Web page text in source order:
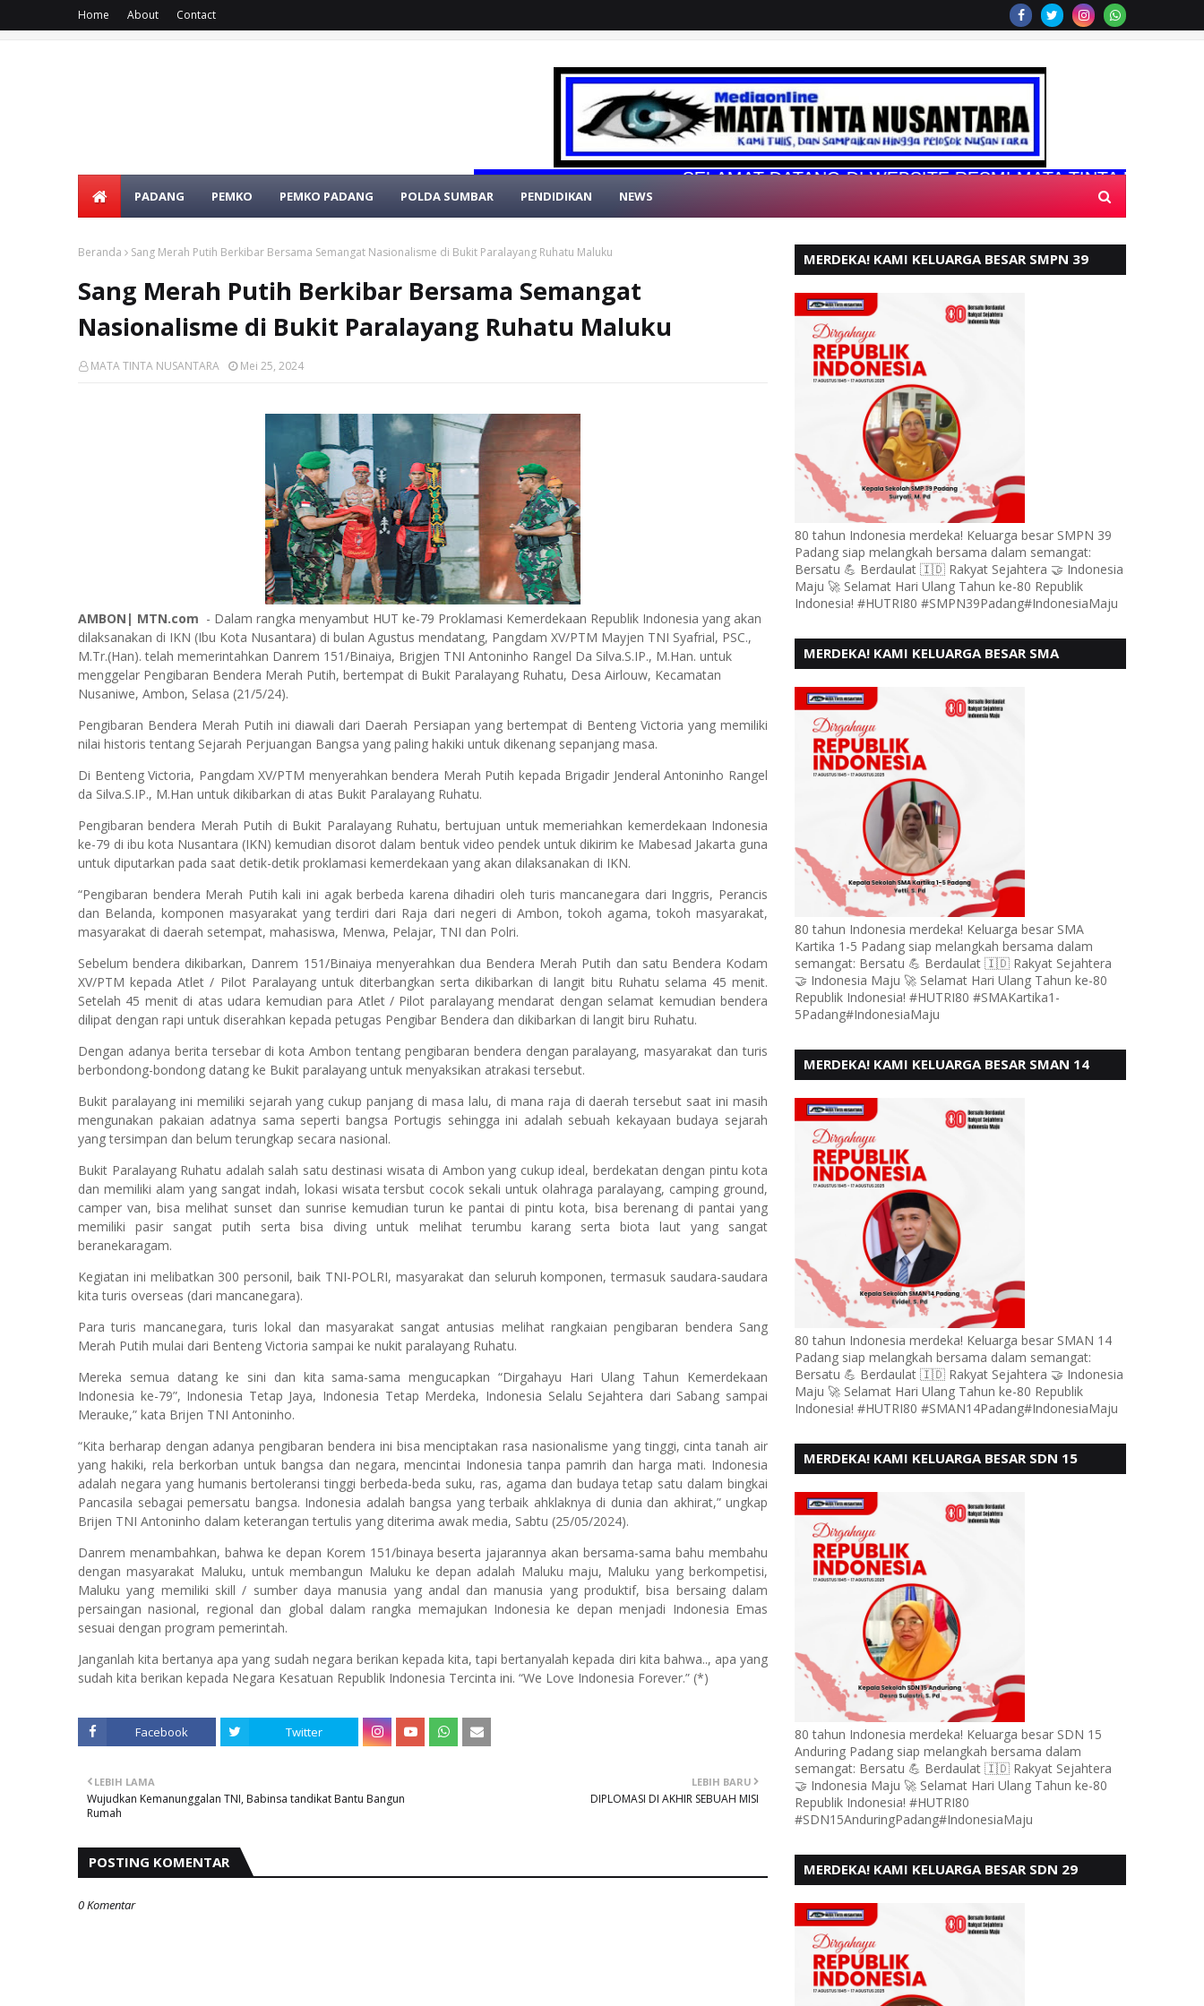
Home About Contact
SELAMAT DATANG DI WEBSITE RESMI MATA TINTA NUSANTARA
PADANG PEMKO PEMKO PADANG POLDA SUMBAR PENDIDIKAN NEWS
Beranda Sang Merah Putih Berkibar Bersama Semangat Nasionalisme di Bukit Paralayang Ruhatu Maluku
Sang Merah Putih Berkibar Bersama Semangat
Nasionalisme di Bukit Paralayang Ruhatu Maluku
MATA TINTA NUSANTARA Mei 25, 2024
AMBON| MTN.com - Dalam rangka menyambut HUT ke-79 Proklamasi Kemerdekaan Republik Indonesia yang akan
dilaksanakan di IKN (Ibu Kota Nusantara) di bulan Agustus mendatang, Pangdam XV/PTM Mayjen TNI Syafrial, PSC.,
M.Tr.(Han). telah memerintahkan Danrem 151/Binaiya, Brigjen TNI Antoninho Rangel Da Silva.S.IP., M.Han. untuk
menggelar Pengibaran Bendera Merah Putih, bertempat di Bukit Paralayang Ruhatu, Desa Airlouw, Kecamatan
Nusaniwe, Ambon, Selasa (21/5/24).
Pengibaran Bendera Merah Putih ini diawali dari Daerah Persiapan yang bertempat di Benteng Victoria yang memiliki
nilai historis tentang Sejarah Perjuangan Bangsa yang paling hakiki untuk dikenang sepanjang masa.
Di Benteng Victoria, Pangdam XV/PTM menyerahkan bendera Merah Putih kepada Brigadir Jenderal Antoninho Rangel
da Silva.S.IP., M.Han untuk dikibarkan di atas Bukit Paralayang Ruhatu.
Pengibaran bendera Merah Putih di Bukit Paralayang Ruhatu, bertujuan untuk memeriahkan kemerdekaan Indonesia
ke-79 di ibu kota Nusantara (IKN) kemudian disorot dalam bentuk video pendek untuk dikirim ke Mabesad Jakarta guna
untuk diputarkan pada saat detik-detik proklamasi kemerdekaan yang akan dilaksanakan di IKN.
“Pengibaran bendera Merah Putih kali ini agak berbeda karena dihadiri oleh turis mancanegara dari Inggris, Perancis
dan Belanda, komponen masyarakat yang terdiri dari Raja dari negeri di Ambon, tokoh agama, tokoh masyarakat,
masyarakat di daerah setempat, mahasiswa, Menwa, Pelajar, TNI dan Polri.
Sebelum bendera dikibarkan, Danrem 151/Binaiya menyerahkan dua Bendera Merah Putih dan satu Bendera Kodam
XV/PTM kepada Atlet / Pilot Paralayang untuk diterbangkan serta dikibarkan di langit bitu Ruhatu selama 45 menit.
Setelah 45 menit di atas udara kemudian para Atlet / Pilot paralayang mendarat dengan selamat kemudian bendera
dilipat dengan rapi untuk diserahkan kepada petugas Pengibar Bendera dan dikibarkan di langit biru Ruhatu.
Dengan adanya berita tersebar di kota Ambon tentang pengibaran bendera dengan paralayang, masyarakat dan turis
berbondong-bondong datang ke Bukit paralayang untuk menyaksikan atrakasi tersebut.
Bukit paralayang ini memiliki sejarah yang cukup panjang di masa lalu, di mana raja di daerah tersebut saat ini masih
mengunakan pakaian adatnya sama seperti bangsa Portugis sehingga ini adalah sebuah kekayaan budaya sejarah
yang tersimpan dan belum terungkap secara nasional.
Bukit Paralayang Ruhatu adalah salah satu destinasi wisata di Ambon yang cukup ideal, berdekatan dengan pintu kota
dan memiliki alam yang sangat indah, lokasi wisata tersbut cocok sekali untuk olahraga paralayang, camping ground,
camper van, bisa melihat sunset dan sunrise kemudian turun ke pantai di pintu kota, bisa berenang di pantai yang
memiliki pasir sangat putih serta bisa diving untuk melihat terumbu karang serta biota laut yang sangat
beranekaragam.
Kegiatan ini melibatkan 300 personil, baik TNI-POLRI, masyarakat dan seluruh komponen, termasuk saudara-saudara
kita turis overseas (dari mancanegara).
Para turis mancanegara, turis lokal dan masyarakat sangat antusias melihat rangkaian pengibaran bendera Sang
Merah Putih mulai dari Benteng Victoria sampai ke nukit paralayang Ruhatu.
Mereka semua datang ke sini dan kita sama-sama mengucapkan “Dirgahayu Hari Ulang Tahun Kemerdekaan
Indonesia ke-79”, Indonesia Tetap Jaya, Indonesia Tetap Merdeka, Indonesia Selalu Sejahtera dari Sabang sampai
Merauke,” kata Brijen TNI Antoninho.
“Kita berharap dengan adanya pengibaran bendera ini bisa menciptakan rasa nasionalisme yang tinggi, cinta tanah air
yang hakiki, rela berkorban untuk bangsa dan negara, mencintai Indonesia tanpa pamrih dan harga mati. Indonesia
adalah negara yang humanis bertoleransi tinggi berbeda-beda suku, ras, agama dan budaya tetap satu dalam bingkai
Pancasila sebagai pemersatu bangsa. Indonesia adalah bangsa yang terbaik ahklaknya di dunia dan akhirat,” ungkap
Brijen TNI Antoninho dalam keterangan tertulis yang diterima awak media, Sabtu (25/05/2024).
Danrem menambahkan, bahwa ke depan Korem 151/binaya beserta jajarannya akan bersama-sama bahu membahu
dengan masyarakat Maluku, untuk membangun Maluku ke depan adalah Maluku maju, Maluku yang berkompetisi,
Maluku yang memiliki skill / sumber daya manusia yang andal dan manusia yang produktif, bisa bersaing dalam
persaingan nasional, regional dan global dalam rangka memajukan Indonesia ke depan menjadi Indonesia Emas
sesuai dengan program pemerintah.
Janganlah kita bertanya apa yang sudah negara berikan kepada kita, tapi bertanyalah kepada diri kita bahwa.., apa yang
sudah kita berikan kepada Negara Kesatuan Republik Indonesia Tercinta ini. “We Love Indonesia Forever.” (*)
Facebook Twitter
LEBIH BARU
DIPLOMASI DI AKHIR SEBUAH MISI
LEBIH LAMA
Wujudkan Kemanunggalan TNI, Babinsa tandikat Bantu Bangun
Rumah
POSTING KOMENTAR
0 Komentar
MERDEKA! KAMI KELUARGA BESAR SMPN 39
80 tahun Indonesia merdeka! Keluarga besar SMPN 39
Padang siap melangkah bersama dalam semangat:
Bersatu 💪 Berdaulat 🇮🇩 Rakyat Sejahtera 🤝 Indonesia
Maju 🚀 Selamat Hari Ulang Tahun ke-80 Republik
Indonesia! #HUTRI80 #SMPN39Padang#IndonesiaMaju
MERDEKA! KAMI KELUARGA BESAR SMA
KE - 80, MOTO" BERSATU BERD
80 tahun Indonesia merdeka! Keluarga besar SMA
Kartika 1-5 Padang siap melangkah bersama dalam
semangat: Bersatu 💪 Berdaulat 🇮🇩 Rakyat Sejahtera
🤝 Indonesia Maju 🚀 Selamat Hari Ulang Tahun ke-80
Republik Indonesia! #HUTRI80 #SMAKartika1-
5Padang#IndonesiaMaju
MERDEKA! KAMI KELUARGA BESAR SMAN 14
80 tahun Indonesia merdeka! Keluarga besar SMAN 14
Padang siap melangkah bersama dalam semangat:
Bersatu 💪 Berdaulat 🇮🇩 Rakyat Sejahtera 🤝 Indonesia
Maju 🚀 Selamat Hari Ulang Tahun ke-80 Republik
Indonesia! #HUTRI80 #SMAN14Padang#IndonesiaMaju
MERDEKA! KAMI KELUARGA BESAR SDN 15
- 80
80 tahun Indonesia merdeka! Keluarga besar SDN 15
Anduring Padang siap melangkah bersama dalam
semangat: Bersatu 💪 Berdaulat 🇮🇩 Rakyat Sejahtera
🤝 Indonesia Maju 🚀 Selamat Hari Ulang Tahun ke-80
Republik Indonesia! #HUTRI80
#SDN15AnduringPadang#IndonesiaMaju
MERDEKA! KAMI KELUARGA BESAR SDN 29
MENGUCAPKAN HUT RI KE - 80